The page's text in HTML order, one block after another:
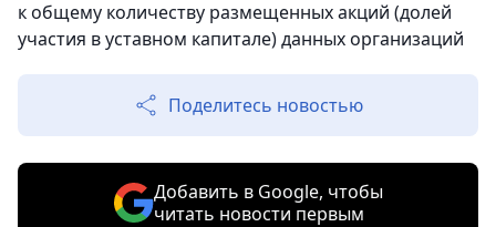
к общему количеству размещенных акций (долей
участия в уставном капитале) данных организаций
Поделитесь новостью
Добавить в Google, чтобы
читать новости первым